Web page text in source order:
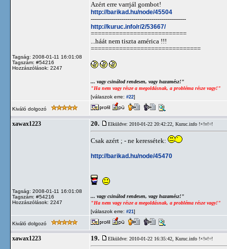
Tagság: 2008-01-11 16:01:08
Tagszám: #54216
Hozzászólások: 2247
Azért erre varrjál gombot!
http://barikad.hu/node/45504
-----------------------------------------------
http://kuruc.info/r/2/53667/
===========================
...háát nem tiszta américa !!!
===============================
... vagy csinálod rendesen, vagy hazamész!"
"Ha nem vagy része a megoldásnak, a probléma része vagy!"
[válaszok erre: #22]
Kiváló dolgozó
xawax1223
Tagság: 2008-01-11 16:01:08
Tagszám: #54216
Hozzászólások: 2247
20. Elküldve: 2010-01-22 20:42:22, Kuruc.info !×!¤!÷!
Csak azért ; - ne keressétek:
http://barikad.hu/node/45470
... vagy csinálod rendesen, vagy hazamész!"
"Ha nem vagy része a megoldásnak, a probléma része vagy!"
[válaszok erre: #21]
Kiváló dolgozó
xawax1223 19. Elküldve: 2010-01-22 16:35:42, Kuruc.info !×!¤!÷!